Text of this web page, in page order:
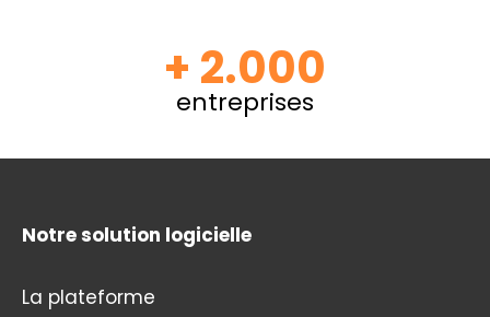
+ 2.000
entreprises
Notre solution logicielle
La plateforme